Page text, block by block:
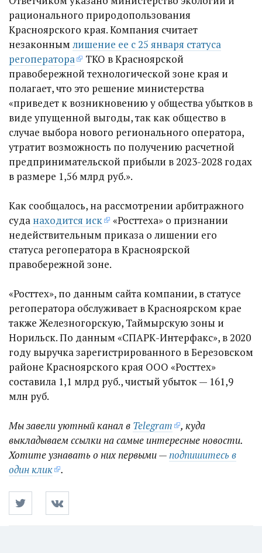
рационального природопользования
Красноярского края. Компания считает
незаконнымлишение ее с 25 января статуса
регоператора
ТКО в Красноярской
правобережной технологической зоне края и
полагает, что это решение министерства
«приведет к возникновению у общества убытков в
виде упущенной выгоды, так как общество в
случае выбора нового регионального оператора,
утратит возможность по получению расчетной
предпринимательской прибыли в 2023-2028 годах
в размере 1,56 млрд руб.».
Как сообщалось, на рассмотрении арбитражного
суда находится иск
«Росттеха» о признании
недействительным приказа о лишении его
статуса регоператора в Красноярской
правобережной зоне.
«Росттех», по данным сайта компании, в статусе
регоператора обслуживает в Красноярском крае
также Железногорскую, Таймырскую зоны и
Норильск. По данным «СПАРК-Интерфакс», в 2020
году выручка зарегистрированного в Березовском
районе Красноярского края ООО «Росттех»
составила 1,1 млрд руб., чистый убыток — 161,9
млн руб.
Мы завели уютный канал в Telegram
, куда
выкладываем ссылки на самые интересные новости.
Хотите узнавать о них первыми —подпишитесь в
один клик
.